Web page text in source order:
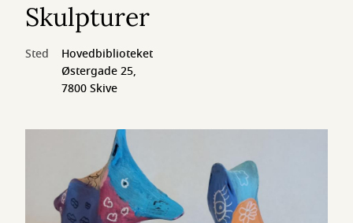
Skulpturer
Sted
Hovedbiblioteket
Østergade 25,
7800 Skive